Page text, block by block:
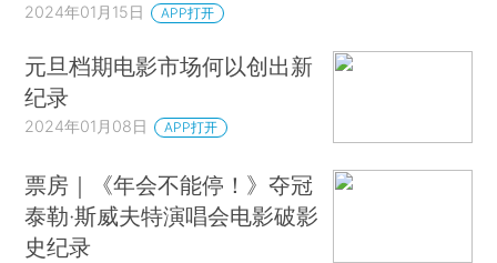
2024年01月15日 APP打开
元旦档期电影市场何以创出新
纪录
2024年01月08日 APP打开
票房｜《年会不能停！》夺冠
泰勒·斯威夫特演唱会电影破影
史纪录